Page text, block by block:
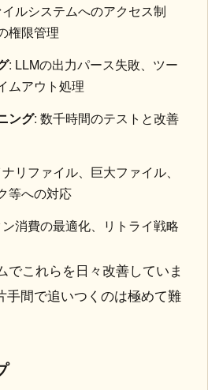
ルシステムへのアクセス制
権限管理
: LLMの出力パース失敗、ツー
ムアウト処理
ング: 数千時間のテストと改善
リファイル、巨大ファイル、
等への対応
消費の最適化、リトライ戦略
でこれらを日々改善していま
手間で追いつくのは極めて難